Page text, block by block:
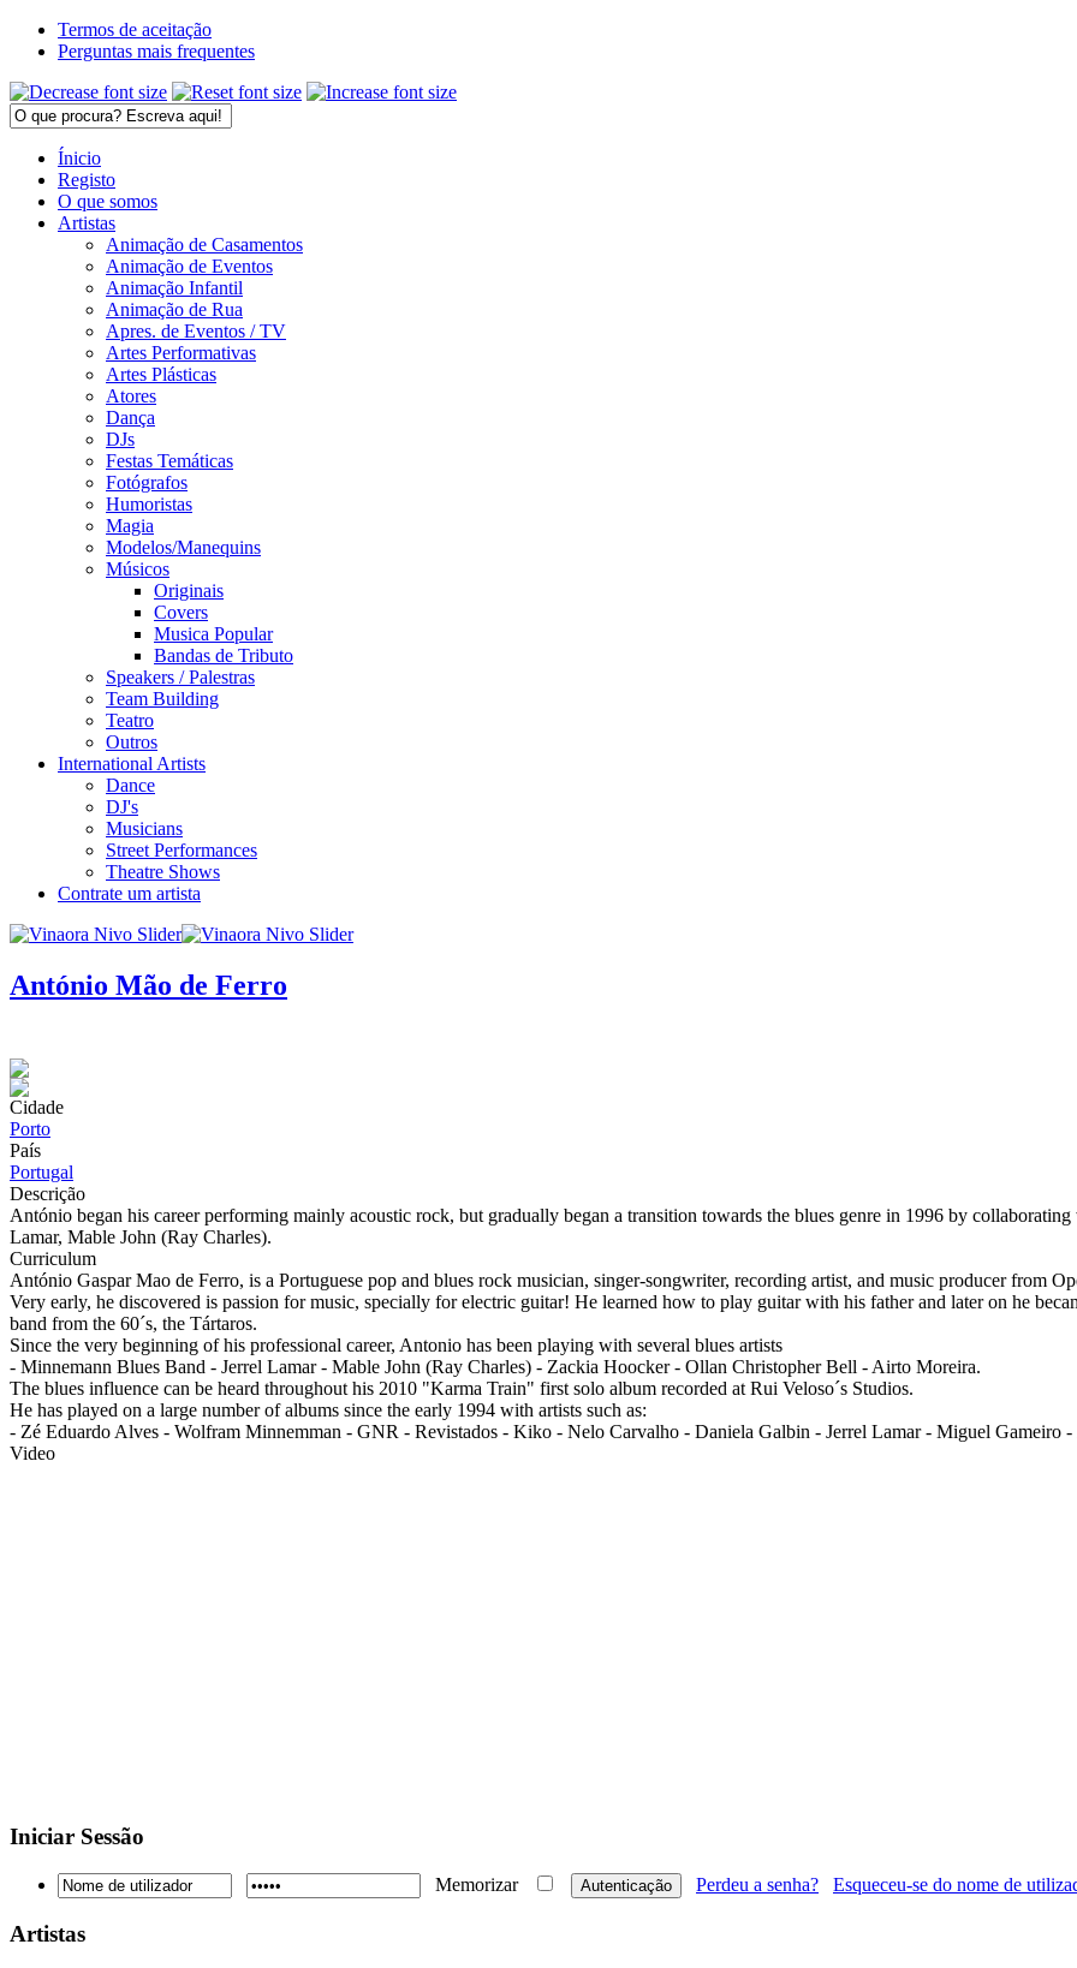
Termos de aceitação
Perguntas mais frequentes
Ínicio
Registo
O que somos
Artistas
Animação de Casamentos
Animação de Eventos
Animação Infantil
Animação de Rua
Apres. de Eventos / TV
Artes Performativas
Artes Plásticas
Atores
Dança
DJs
Festas Temáticas
Fotógrafos
Humoristas
Magia
Modelos/Manequins
Músicos
Originais
Covers
Musica Popular
Bandas de Tributo
Speakers / Palestras
Team Building
Teatro
Outros
International Artists
Dance
DJ's
Musicians
Street Performances
Theatre Shows
Contrate um artista
António Mão de Ferro
Cidade
Porto
País
Portugal
Descrição
António began his career performing mainly acoustic rock, but gradually began a transition towards the blues genre in 1996 by
Lamar, Mable John (Ray Charles).
Curriculum
António Gaspar Mao de Ferro, is a Portuguese pop and blues rock musician, singer-songwriter, recording artist, and music producer from
Very early, he discovered is passion for music, specially for electric guitar! He learned how to play guitar with his father and later on he
band from the 60´s, the Tártaros.
Since the very beginning of his professional career, Antonio has been playing with several blues artists
- Minnemann Blues Band - Jerrel Lamar - Mable John (Ray Charles) - Zackia Hoocker - Ollan Christopher Bell - Airto Moreira.
The blues influence can be heard throughout his 2010 "Karma Train" first solo album recorded at Rui Veloso´s Studios.
He has played on a large number of albums since the early 1994 with artists such as:
- Zé Eduardo Alves - Wolfram Minnemman - GNR - Revistados - Kiko - Nelo Carvalho - Daniela Galbin - Jerrel Lamar - Miguel Gameiro -
Video
Iniciar Sessão
Memorizar Perdeu a senha? Esqueceu-se do nome de
Artistas